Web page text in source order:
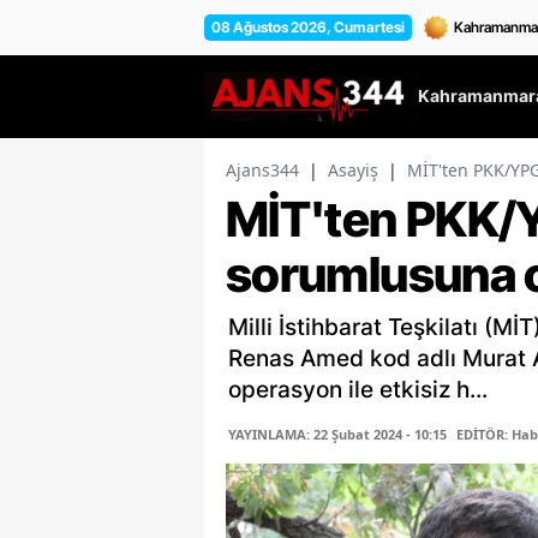
08 Ağustos 2026, Cumartesi
Ajans344 | Asayiş | MİT'ten PKK/
MİT'ten PKK/
sorumlusuna
Milli İstihbarat Teşkilatı
Renas Amed kod adlı Murat
operasyon ile etkisiz h...
YAYINLAMA: 22 Şubat 2024 - 10:15 EDİTÖR: